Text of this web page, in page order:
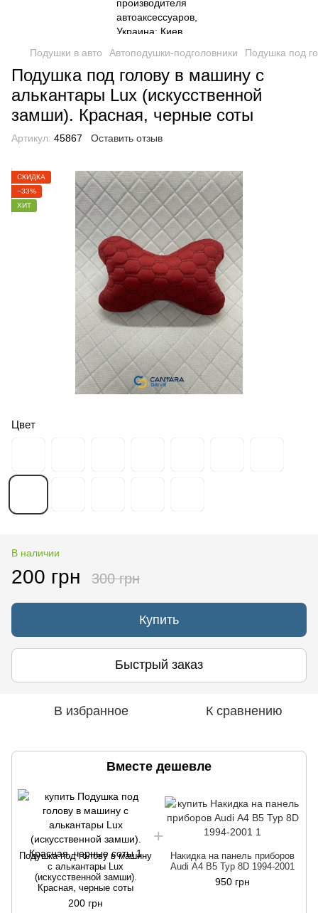
Подушки в авто Автоподушки-подголовники Подушка под
Подушка под голову в машину с
алькантары Lux (искусственной
замши). Красная, черные соты
Артикул: 45867 Оставить отзыв
СКИДКА
−33%
ХИТ
Цвет
В наличии
200 грн 300 грн
Купить
Быстрый заказ
В избранное К сравнению
Вместе дешевле
Подушка под голову в машину
с алькантары Lux
(искусственной замши).
Красная, черные соты
200 грн
Накидка на панель приборов
Audi А4 B5 Typ 8D 1994-2001
950 грн